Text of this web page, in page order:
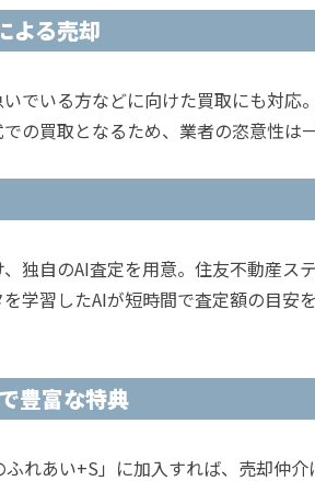
よる売却
でいる方などに向けた買取にも対
の買取となるため、業者の恣意性は
独自のAI査定を用意。住友不動産ス
学習したAIが短時間で査定額の目安
豊富な特典
れあい+S」に加入すれば、売却仲